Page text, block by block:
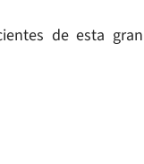
de esta gran